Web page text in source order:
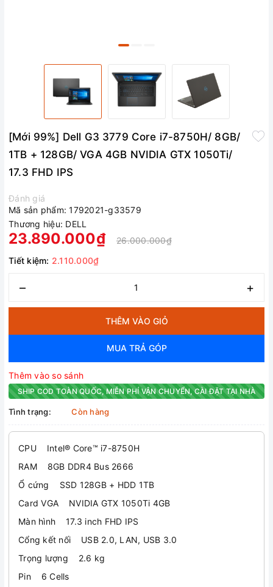
[Mới 99%] Dell G3 3779 Core i7-8750H/ 8GB/
1TB + 128GB/ VGA 4GB NVIDIA GTX 1050Ti/
17.3 FHD IPS
Đánh giá
Mã sản phẩm: 1792021-g33579
Thương hiệu: DELL
23.890.000₫
26.000.000₫
Tiết kiệm: 2.110.000₫
– +
THÊM VÀO GIỎ
MUA TRẢ GÓP
Thêm vào so sánh
SHIP COD TOÀN QUỐC, MIỄN PHÍ VẬN CHUYỂN, CÀI ĐẶT TẠI NHÀ
Tình trạng: Còn hàng
CPU Intel® Core™ i7-8750H
RAM 8GB DDR4 Bus 2666
Ổ cứng SSD 128GB + HDD 1TB
Card VGA NVIDIA GTX 1050Ti 4GB
Màn hình 17.3 inch FHD IPS
Cổng kết nối USB 2.0, LAN, USB 3.0
Trọng lượng 2.6 kg
Pin 6 Cells